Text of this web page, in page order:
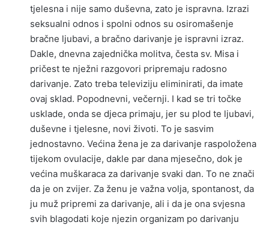
tjelesna i nije samo duševna, zato je ispravna. Izrazi
seksualni odnos i spolni odnos su osiromašenje
bračne ljubavi, a bračno darivanje je ispravni izraz.
Dakle, dnevna zajednička molitva, česta sv. Misa i
pričest te nježni razgovori pripremaju radosno
darivanje. Zato treba televiziju eliminirati, da imate
ovaj sklad. Popodnevni, večernji. I kad se tri točke
usklade, onda se djeca primaju, jer su plod te ljubavi,
duševne i tjelesne, novi životi. To je sasvim
jednostavno. Većina žena je za darivanje raspoložena
tijekom ovulacije, dakle par dana mjesečno, dok je
većina muškaraca za darivanje svaki dan. To ne znači
da je on zvijer. Za ženu je važna volja, spontanost, da
ju muž pripremi za darivanje, ali i da je ona svjesna
svih blagodati koje njezin organizam po darivanju